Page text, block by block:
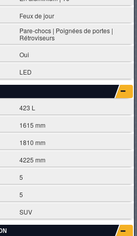
Feux de jour
Pare-chocs | Poignées de portes |
Rétroviseurs
Oui
LED
423 L
1615 mm
1810 mm
4225 mm
5
5
SUV